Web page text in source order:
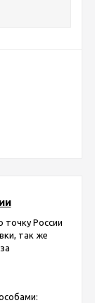
России
так же